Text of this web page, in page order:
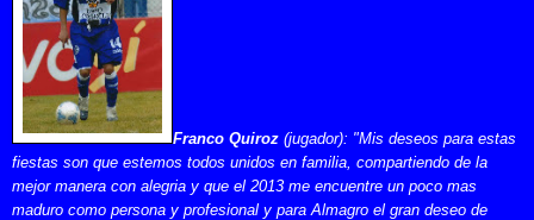
Franco Quiroz (jugador): "Mis deseos para estas
fiestas son que estemos todos unidos en familia, compartiendo de la
mejor manera con alegria y que el 2013 me encuentre un poco mas
maduro como persona y profesional y para Almagro el gran deseo de